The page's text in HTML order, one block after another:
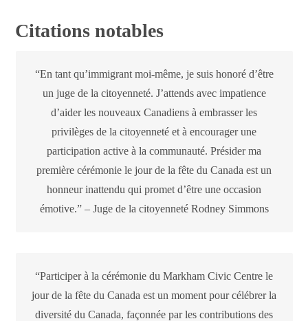
Citations notables
“En tant qu’immigrant moi-même, je suis honoré d’être
un juge de la citoyenneté. J’attends avec impatience
d’aider les nouveaux Canadiens à embrasser les
privilèges de la citoyenneté et à encourager une
participation active à la communauté. Présider ma
première cérémonie le jour de la fête du Canada est un
honneur inattendu qui promet d’être une occasion
émotive.” – Juge de la citoyenneté Rodney Simmons
“Participer à la cérémonie du Markham Civic Centre le
jour de la fête du Canada est un moment pour célébrer la
diversité du Canada, façonnée par les contributions des